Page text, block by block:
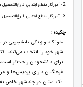
2- آموزگار مقطع ابتدايي،
3- آموزگار مقطع ابتدايي،
چکیده :
خوابگاه و زندگی دانشجویی در
شهر خود را انتخاب می‌کنند،
برای دانشجویان راحت‌تر است،
فرهنگیان دارای پردیس‌ها و
یک استان در چند شهر خاص به